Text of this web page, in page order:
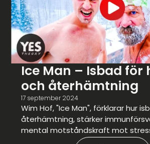
Ice Man – Isbad för
och återhämtning
17 september 2024
Wim Hof, "Ice Man", förklarar hur
återhämtning, stärker
mental motståndskraft mot